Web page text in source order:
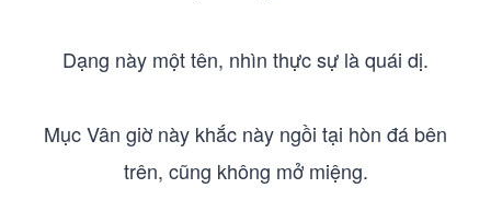
Dạng này một tên, nhìn thực sự là quái dị.
Mục Vân giờ này khắc này ngồi tại hòn đá bên
trên, cũng không mở miệng.